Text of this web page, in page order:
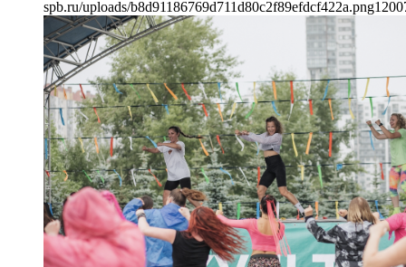
spb.ru/uploads/b8d91186769d711d80c2f89efdcf422a.png1200